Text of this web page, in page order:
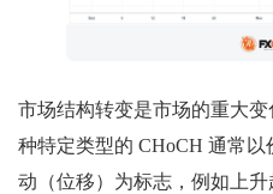
市场结构转变是市场的重大
种特定类型的 CHoCH 通常
动（位移）为标志，例如上